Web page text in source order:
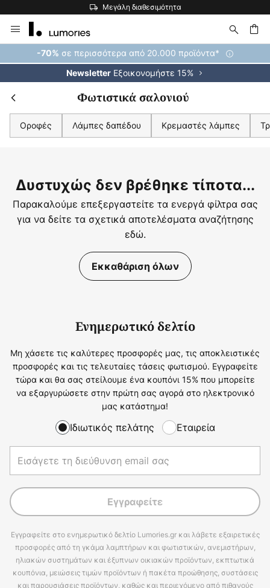
Μεγάλη διαθεσιμότητα
Μετάβαση
στο
περιεχόμενο
-70% σε περισσότερα από 20.000 προϊόντα*
Newsletter Εξοικονομήστε 15%
Φωτιστικά σαλονιού
Οροφές Λάμπες δαπέδου Κρεμαστές λάμπες
Δυστυχώς δεν βρέθηκε τίποτα...
Παρακαλούμε επεξεργαστείτε τα ενεργά φίλτρα σας
για να δείτε τα σχετικά αποτελέσματα αναζήτησης
εδώ.
Εκκαθάριση όλων
Ενημερωτικό δελτίο
Μη χάσετε τις καλύτερες προσφορές μας, τις αποκλειστικές
προσφορές και τις τελευταίες τάσεις φωτισμού. Εγγραφείτε
τώρα και θα σας στείλουμε ένα κουπόνι 15% που μπορείτε
να εξαργυρώσετε στην πρώτη σας αγορά στο ηλεκτρονικό
μας κατάστημα!
Ιδιωτικός πελάτης Εταιρεία
Εγγραφείτε
Εγγραφείτε στο ενημερωτικό δελτίο Lumories.gr και λάβετε εξαιρετικές
προσφορές από τη γκάμα λαμπτήρων και φωτιστικών, ανεμιστήρων,
ηλιακών συστημάτων και έξυπνων οικιακών προϊόντων, εκπτωτικά
κουπόνια, μειώσεις τιμών προϊόντων ή πακέτα προώθησης, συστάσεις
και παρουσιάσεις προϊόντων, καθώς και περιεχόμενο από πιθανούς